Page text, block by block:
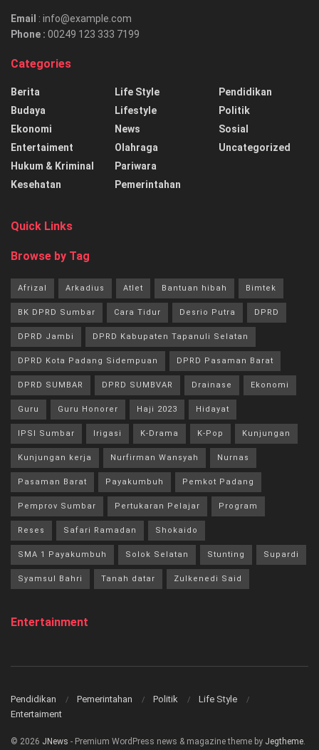
Email : info@example.com
Phone : 00249 123 333 7199
Categories
Berita
Budaya
Ekonomi
Entertaiment
Hukum & Kriminal
Kesehatan
Life Style
Lifestyle
News
Olahraga
Pariwara
Pemerintahan
Pendidikan
Politik
Sosial
Uncategorized
Quick Links
Browse by Tag
Afrizal Arkadius Atlet Bantuan hibah Bimtek
BK DPRD Sumbar Cara Tidur Desrio Putra DPRD
DPRD Jambi DPRD Kabupaten Tapanuli Selatan
DPRD Kota Padang Sidempuan DPRD Pasaman Barat
DPRD SUMBAR DPRD SUMBVAR Drainase Ekonomi
Guru Guru Honorer Haji 2023 Hidayat
IPSI Sumbar Irigasi K-Drama K-Pop Kunjungan
Kunjungan kerja Nurfirman Wansyah Nurnas
Pasaman Barat Payakumbuh Pemkot Padang
Pemprov Sumbar Pertukaran Pelajar Program
Reses Safari Ramadan Shokaido
SMA 1 Payakumbuh Solok Selatan Stunting Supardi
Syamsul Bahri Tanah datar Zulkenedi Said
Entertainment
Pendidikan Pemerintahan Politik
Life Style
Entertaiment
© 2026 JNews - Premium WordPress news & magazine theme by Jegtheme.